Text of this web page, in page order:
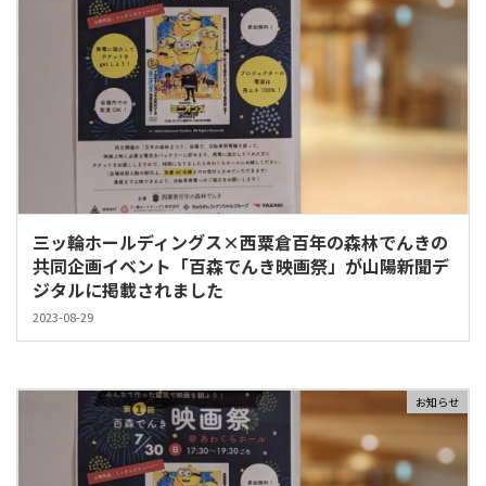
三ッ輪ホールディングス×西粟倉百年の森林でんきの
共同企画イベント「百森でんき映画祭」が山陽新聞デ
ジタルに掲載されました
2023-08-29
お知らせ